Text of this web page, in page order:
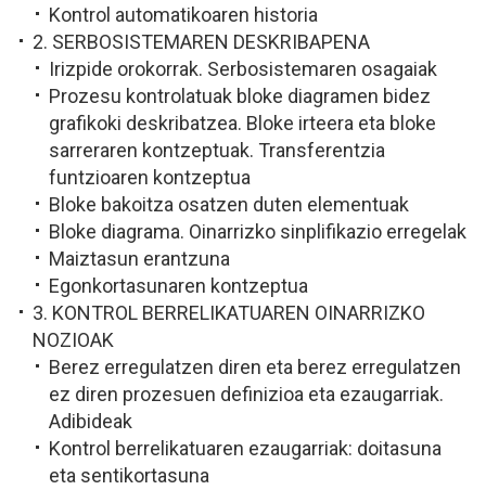
Kontrol automatikoaren historia
2. SERBOSISTEMAREN DESKRIBAPENA
Irizpide orokorrak. Serbosistemaren osagaiak
Prozesu kontrolatuak bloke diagramen bidez
grafikoki deskribatzea. Bloke irteera eta bloke
sarreraren kontzeptuak. Transferentzia
funtzioaren kontzeptua
Bloke bakoitza osatzen duten elementuak
Bloke diagrama. Oinarrizko sinplifikazio erregelak
Maiztasun erantzuna
Egonkortasunaren kontzeptua
3. KONTROL BERRELIKATUAREN OINARRIZKO
NOZIOAK
Berez erregulatzen diren eta berez erregulatzen
ez diren prozesuen definizioa eta ezaugarriak.
Adibideak
Kontrol berrelikatuaren ezaugarriak: doitasuna
eta sentikortasuna